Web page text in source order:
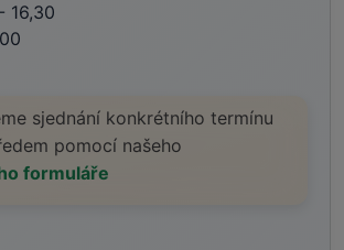
16,30
sjednání konkrétního termínu
pomocí našeho
formuláře